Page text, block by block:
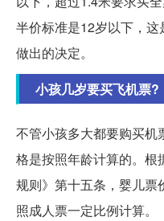
半价标准是12岁以下，
做出的决定。
小孩几岁要买飞机票?
不管小孩多大都要购买机
格是按照年龄计算的。根
规则》第十五条，婴儿票
照成人票一定比例计算。